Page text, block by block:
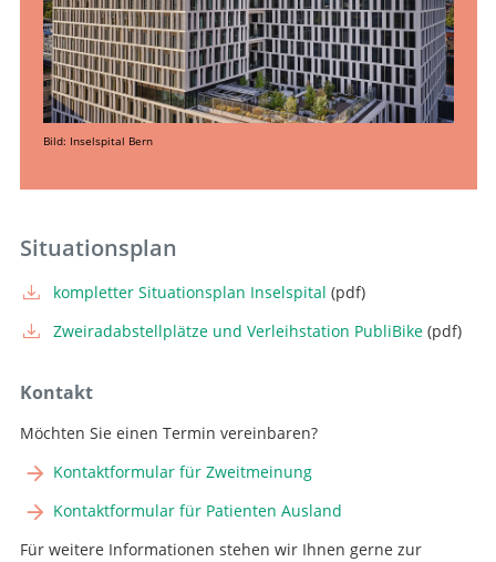
Bild: Inselspital Bern
Situationsplan
kompletter Situationsplan Inselspital (pdf)
Zweiradabstellplätze und Verleihstation PubliBike(pdf)
Kontakt
Möchten Sie einen Termin vereinbaren?
Kontaktformular für Zweitmeinung
Kontaktformular für Patienten Ausland
Für weitere Informationen stehen wir Ihnen gerne zur